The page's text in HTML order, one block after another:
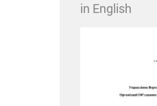
in English